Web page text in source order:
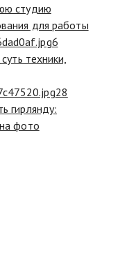
студию
для работы
6
техники,
28
гирлянду:
фото